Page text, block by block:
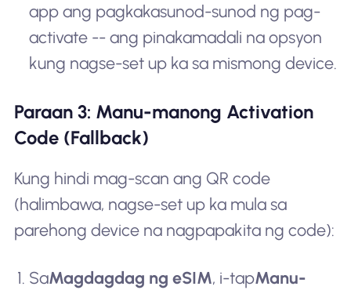
app ang pagkakasunod-sunod ng pag-
activate -- ang pinakamadali na opsyon
kung nagse-set up ka sa mismong device.
Paraan 3: Manu-manong Activation
Code (Fallback)
Kung hindi mag-scan ang QR code
(halimbawa, nagse-set up ka mula sa
parehong device na nagpapakita ng code):
SaMagdagdag ng eSIM, i-tapManu-